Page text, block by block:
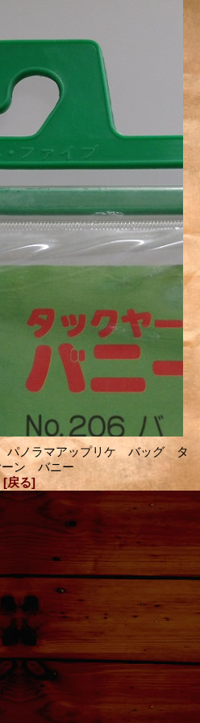
パノラマアップリケ バッグ タ
ーン バニー
[戻る]